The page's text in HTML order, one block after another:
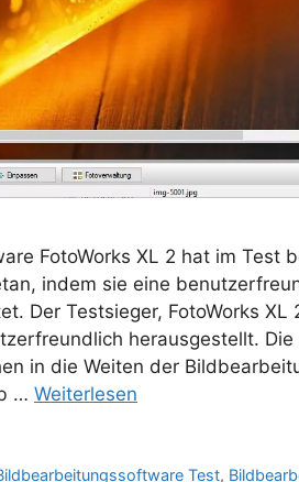
FotoWorks XL 2 hat im Test
indem sie eine
Der Testsieger, FotoWorks XL
herausgestellt.
in die Weiten der
… Weiterlesen
Test,